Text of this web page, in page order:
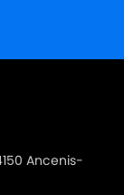
Ancenis-